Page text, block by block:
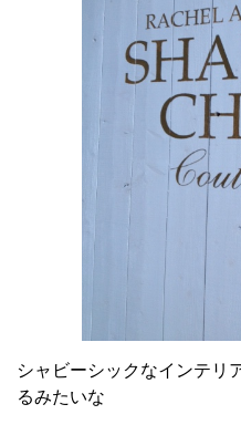
シャビーシックなインテリ
るみたいな